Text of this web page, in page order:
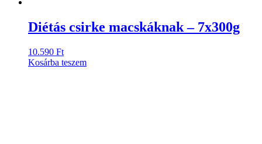
Diétás csirke macskáknak – 7x300g
10.590 Ft
Kosárba teszem